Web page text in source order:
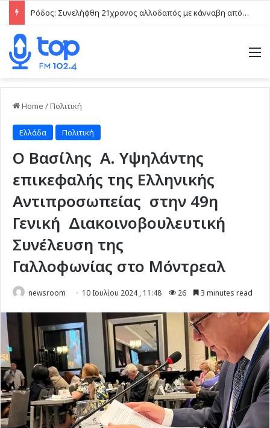
Ρόδος: Συνελήφθη 21χρονος αλλοδαπός με κάνναβη από την ομάδα ΔΙ.ΑΣ.
Home /Πολιτική
Ελλάδα Πολιτική
Ο Βασίλης Α. Υψηλάντης
επικεφαλής της Ελληνικής
Αντιπροσωπείας στην 49η
Γενική Διακοινοβουλευτική
Συνέλευση της
Γαλλοφωνίας στο Μόντρεαλ
newsroom 10 Ιουλίου 2024 , 11:48 26 3 minutes read